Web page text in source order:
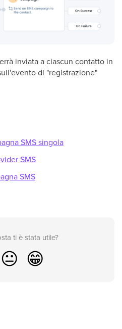
inviata a ciascun contatto in
di "registrazione"
SMS singola
SMS
SMS
ti è stata utile?
😐 😁